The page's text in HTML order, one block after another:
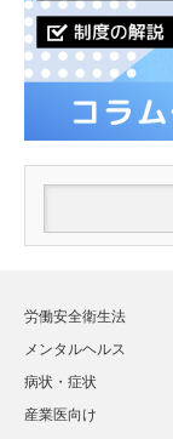
労働安全衛生法
メンタルヘルス
病状・症状
産業医向け